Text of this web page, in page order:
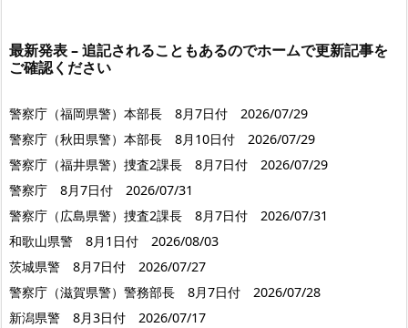
最新発表 – 追記されることもあるのでホームで更新記事を
ご確認ください
警察庁（福岡県警）本部長 8月7日付 2026/07/29
警察庁（秋田県警）本部長 8月10日付 2026/07/29
警察庁（福井県警）捜査2課長 8月7日付 2026/07/29
警察庁 8月7日付 2026/07/31
警察庁（広島県警）捜査2課長 8月7日付 2026/07/31
和歌山県警 8月1日付 2026/08/03
茨城県警 8月7日付 2026/07/27
警察庁（滋賀県警）警務部長 8月7日付 2026/07/28
新潟県警 8月3日付 2026/07/17